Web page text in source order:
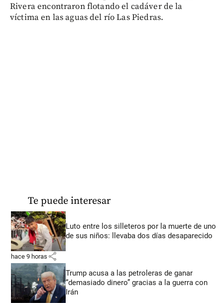
Rivera encontraron flotando el cadáver de la
víctima en las aguas del río Las Piedras.
Te puede interesar
Luto entre los silleteros por la muerte de uno
de sus niños: llevaba dos días desaparecido
hace 9 horas share
Trump acusa a las petroleras de ganar
“demasiado dinero” gracias a la guerra con
Irán